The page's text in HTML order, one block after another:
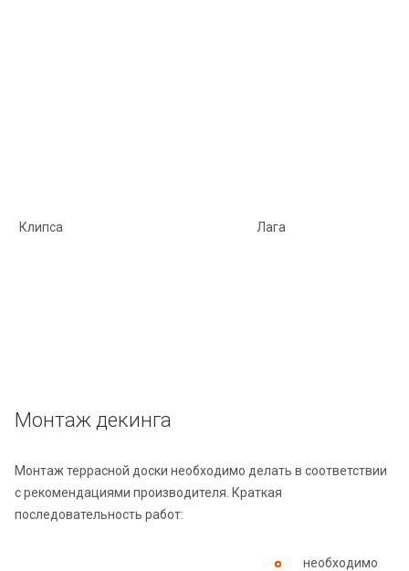
Клипса Лага
Монтаж декинга
Монтаж террасной доски необходимо делать в соответствии
с рекомендациями производителя. Краткая
последовательность работ:
необходимо